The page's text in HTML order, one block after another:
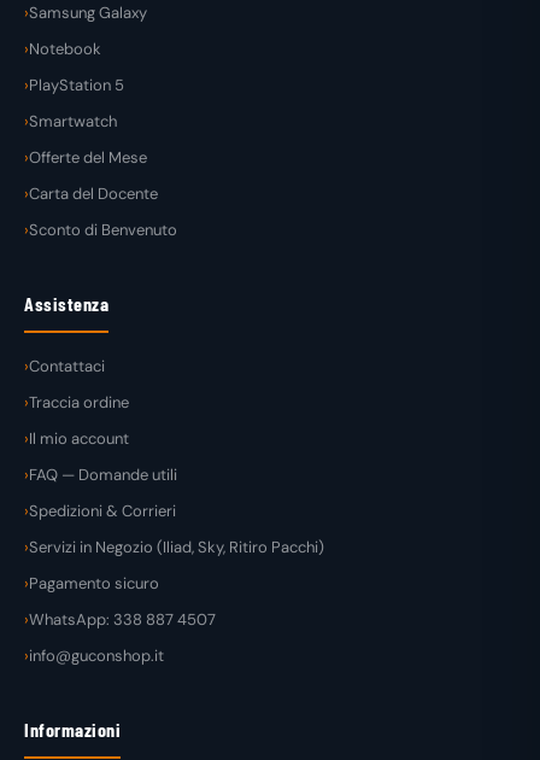
Samsung Galaxy
Notebook
PlayStation 5
Smartwatch
Offerte del Mese
Carta del Docente
Sconto di Benvenuto
Assistenza
Contattaci
Traccia ordine
Il mio account
FAQ — Domande utili
Spedizioni & Corrieri
Servizi in Negozio (Iliad, Sky, Ritiro Pacchi)
Pagamento sicuro
WhatsApp: 338 887 4507
info@guconshop.it
Informazioni